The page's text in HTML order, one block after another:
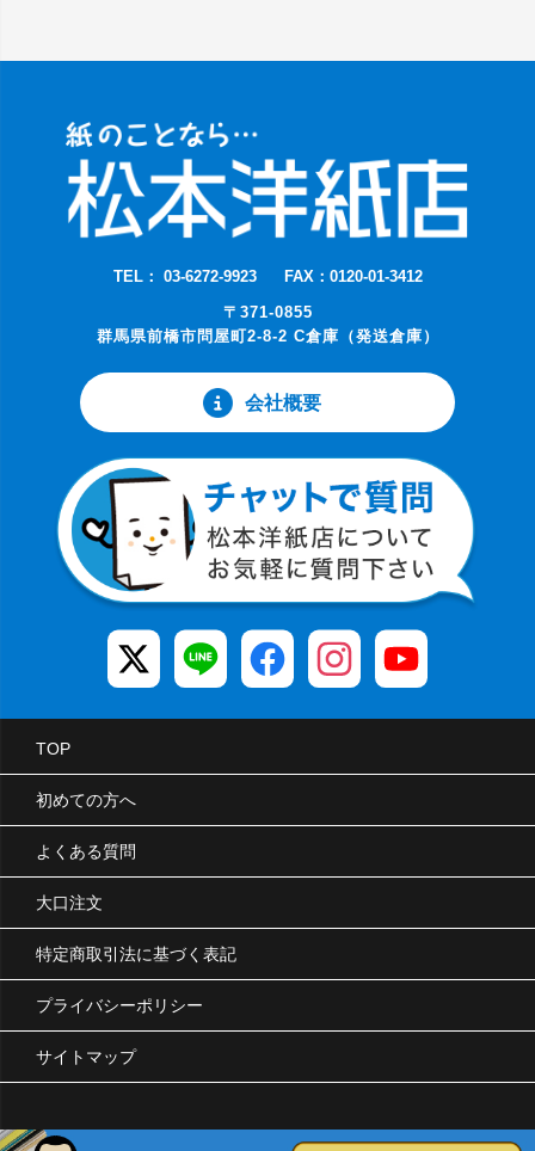
TEL： 03-6272-9923
FAX：0120-01-3412
〒371-0855
群馬県前橋市問屋町2-8-2 C倉庫（発送倉庫）
会社概要
TOP
初めての方へ
よくある質問
大口注文
特定商取引法に基づく表記
プライバシーポリシー
サイトマップ